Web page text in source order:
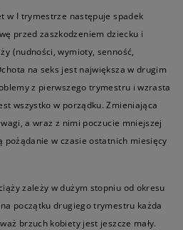
w I trymestrze następuje spadek
przed zaszkodzeniem dziecku i
(nudności, wymioty, senność,
na seks jest największa w drugim
z pierwszego trymestru i wzrasta
wszystko w porządku. Zmieniająca
a wraz z nimi poczucie mniejszej
pożądanie w czasie ostatnich miesięcy
zależy w dużym stopniu od okresu
początku drugiego trymestru każda
brzuch kobiety jest jeszcze mały.